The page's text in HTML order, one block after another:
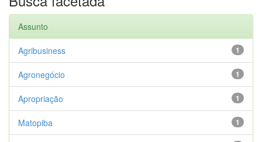
Assunto
1
Agribusiness
1
Agronegócio
1
Apropriação
1
Matopiba